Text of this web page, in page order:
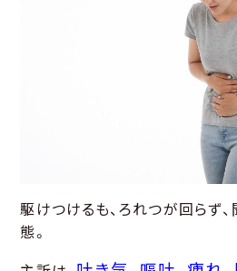
駆けつけるも、ろれつが回らず
態。